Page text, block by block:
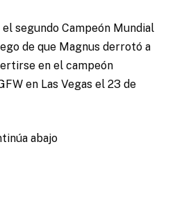
segundo Campeón Mundial
de que Magnus derrotó a
en el campeón
en Las Vegas el 23 de
abajo